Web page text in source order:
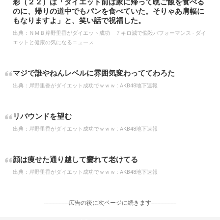
彩（２２）は「ダイエット前は家に帰って晩ご飯を食べる
のに、帰りの道中でもパンを食べていた。そりゃあ肩幅に
もなりますよ」と、笑い話で祝福した。
出典：
ＮＭＢ岸野里香がダイエット成功 ７キロ減で悩殺パフォーマンス - ダイ
エットと健康の気になるニュース
マジで誰やねんレベルに雰囲気変わっててわろた
出典： 岸野里香がダイエット成功でｗｗｗ : AKB48地下速報
リバウンドを望む
出典： 岸野里香がダイエット成功でｗｗｗ : AKB48地下速報
顔は痩せた通り越して窶れて老けてる
出典： 岸野里香がダイエット成功でｗｗｗ : AKB48地下速報
-----------------広告の後に次ページに続きます-----------------